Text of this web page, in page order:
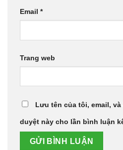
Email *
Trang web
Lưu tên của tôi, email,
duyệt này cho lần bình luận